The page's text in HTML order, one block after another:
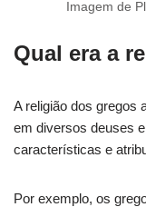
Imagem de
Qual era a
A religião dos gregos
em diversos deuses
características e
Por exemplo, os